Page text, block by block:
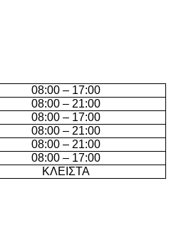
08:00 – 17:00
08:00 – 21:00
08:00 – 17:00
08:00 – 21:00
08:00 – 21:00
08:00 – 17:00
ΚΛΕΙΣΤΑ